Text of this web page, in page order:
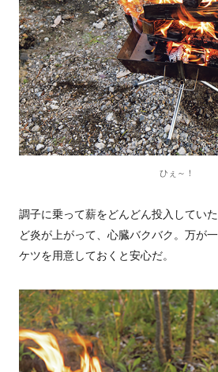
ひぇ～！
調子に乗って薪をどんどん投入してい
ど炎が上がって、心臓バクバク。万が
ケツを用意しておくと安心だ。